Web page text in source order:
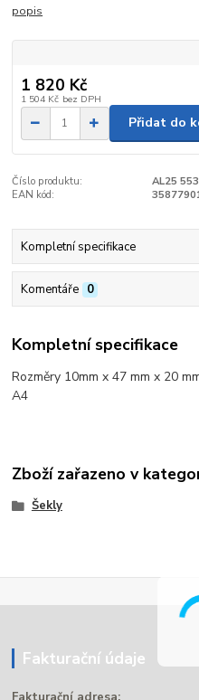
popis
1 820 Kč
1 504 Kč bez DPH
Přidat do
Číslo produktu:
AL25
EAN kód:
Kompletní specifikace
Komentáře 0
Kompletní specifikace
Rozměry 10mm x 47 mm x 20
A4
Zboží zařazeno v
Šekly
Fakturační údaje